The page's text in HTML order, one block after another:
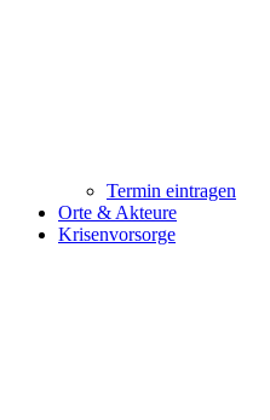
Termin eintragen
Orte & Akteure
Krisenvorsorge